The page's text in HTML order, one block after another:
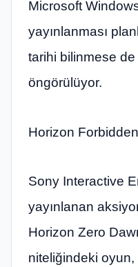
Microsoft
yayınlanması
tarihi bilinmese de
öngörülüyor.
Horizon
Sony Interactive
yayınlanan
Horizon Zero
niteliğindeki oyun,